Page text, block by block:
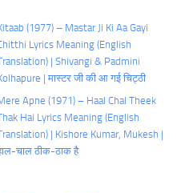
(1977) – Mastar Ji Ki Aa Gayi
Lyrics Meaning (English
| Shivangi & Padmini
| मास्टर जी की आ गई चिट्ठी
Apne (1971) – Haal Chal Theek
Hai Lyrics Meaning (English
| Kishore Kumar, Mukesh |
चाल ठीक-ठाक है